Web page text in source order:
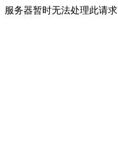
服务器暂时无法处理此请求